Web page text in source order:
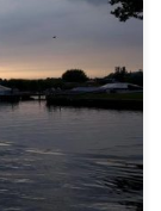
de GPS-tocht
veel water… Tja,
dit weekend op